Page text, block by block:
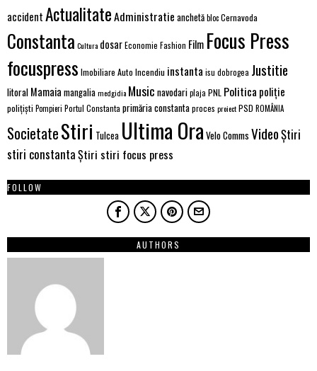
accidentActualitateAdministratie anchetăblocCernavoda
Constanta Cultura dosarEconomie Fashion Film Focus Press
focuspress Imobiliare Auto Incendiu instanta isu dobrogea Justitie
litoral Mamaia mangaliamedgidia Music navodariplaja PNL Politica poliție
polițiști Pompieri Portul Constanta primăria constantaproces proiectPSD ROMÂNIA
SocietateStiri Tulcea Ultima Ora Velo Comms VideoȘtiri
stiri constantaȘtiri stiri focus press
FOLLOW
AUTHORS